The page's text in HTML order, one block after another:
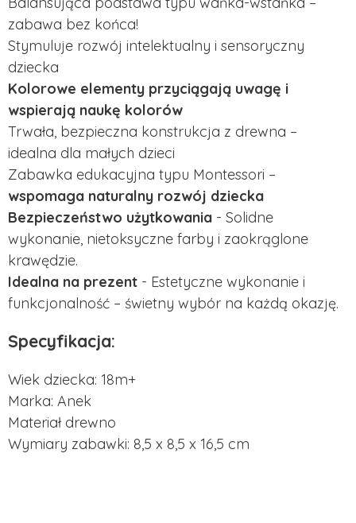
zabawa bez końca!
Stymuluje rozwój intelektualny i sensoryczny
dziecka
Kolorowe elementy przyciągają uwagę i
wspierają naukę kolorów
Trwała, bezpieczna konstrukcja z drewna –
idealna dla małych dzieci
Zabawka edukacyjna typu Montessori –
wspomaga naturalny rozwój dziecka
Bezpieczeństwo użytkowania - Solidne
wykonanie, nietoksyczne farby i zaokrąglone
krawędzie.
Idealna na prezent - Estetyczne wykonanie i
funkcjonalność – świetny wybór na każdą okazję.
Specyfikacja:
Wiek dziecka: 18m+
Marka: Anek
Materiał drewno
Wymiary zabawki: 8,5 x 8,5 x 16,5 cm